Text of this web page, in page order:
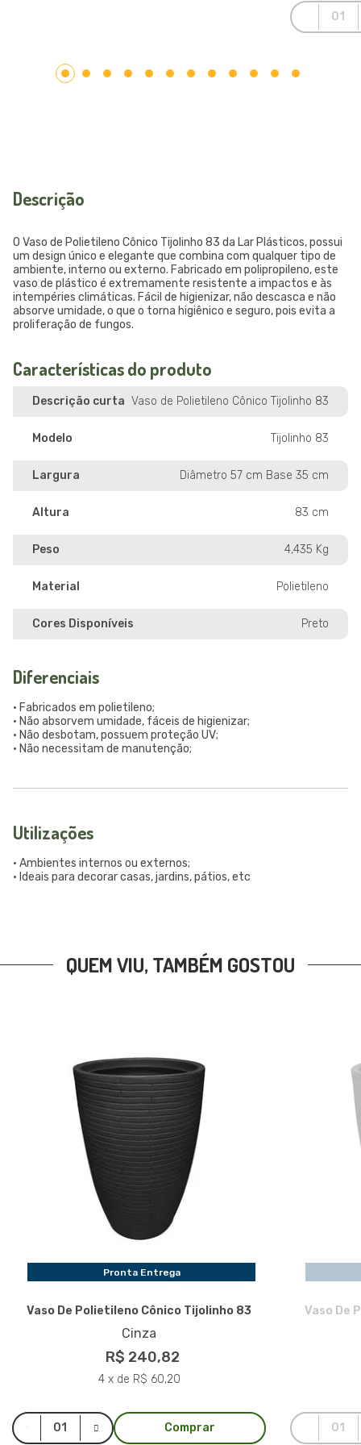
Descrição
O Vaso de Polietileno Cônico Tijolinho 83 da Lar Plásticos, possui
um design único e elegante que combina com qualquer tipo de
ambiente, interno ou externo. Fabricado em polipropileno, este
vaso de plástico é extremamente resistente a impactos e às
intempéries climáticas. Fácil de higienizar, não descasca e não
absorve umidade, o que o torna higiênico e seguro, pois evita a
proliferação de fungos.
Características do produto
Descrição curta Vaso de Polietileno Cônico Tijolinho 83
Modelo Tijolinho 83
Largura Diâmetro 57 cm Base 35 cm
Altura 83 cm
Peso 4,435 Kg
Material Polietileno
Cores Disponíveis Preto
Diferenciais
• Fabricados em polietileno;
• Não absorvem umidade, fáceis de higienizar;
• Não desbotam, possuem proteção UV;
• Não necessitam de manutenção;
Utilizações
• Ambientes internos ou externos;
• Ideais para decorar casas, jardins, pátios, etc
QUEM VIU, TAMBÉM GOSTOU
Pronta Entrega
Vaso De Polietileno Cônico Tijolinho 83
Cinza
R$ 240,82
4 x de R$ 60,20
Comprar
Vaso De